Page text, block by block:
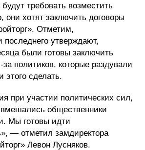
требовать возместить
они хотят заключить договоры
Отметим,
последнего утверждают,
были готовы заключить
политиков, которые раздували
этого сделать.
при участии политических сил,
вмешались общественники
Мы готовы идти
— отметил замдиректора
Левон Лусняков.